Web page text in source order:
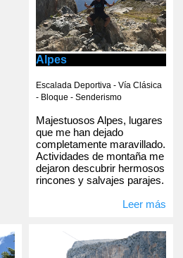
Alpes
Escalada Deportiva - Vía Clásica
- Bloque - Senderismo
Majestuosos Alpes, lugares
que me han dejado
completamente maravillado.
Actividades de montaña me
dejaron descubrir hermosos
rincones y salvajes parajes.
Leer más